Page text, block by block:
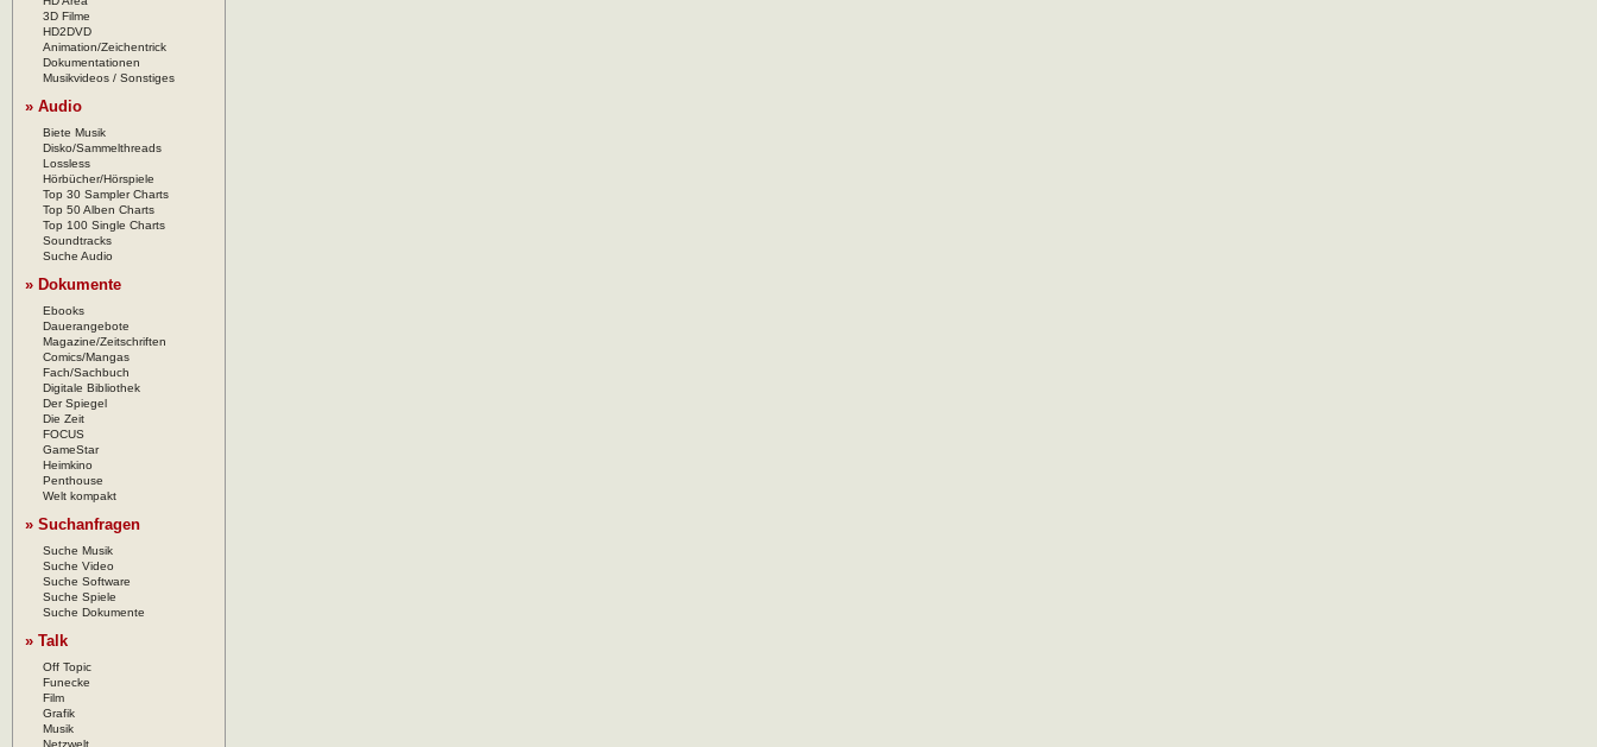
3D Filme
HD2DVD
Animation/Zeichentrick
Dokumentationen
Musikvideos / Sonstiges
» Audio
Biete Musik
Disko/Sammelthreads
Lossless
Hörbücher/Hörspiele
Top 30 Sampler Charts
Top 50 Alben Charts
Top 100 Single Charts
Soundtracks
Suche Audio
» Dokumente
Ebooks
Dauerangebote
Magazine/Zeitschriften
Comics/Mangas
Fach/Sachbuch
Digitale Bibliothek
Der Spiegel
Die Zeit
FOCUS
GameStar
Heimkino
Penthouse
Welt kompakt
» Suchanfragen
Suche Musik
Suche Video
Suche Software
Suche Spiele
Suche Dokumente
» Talk
Off Topic
Funecke
Film
Grafik
Musik